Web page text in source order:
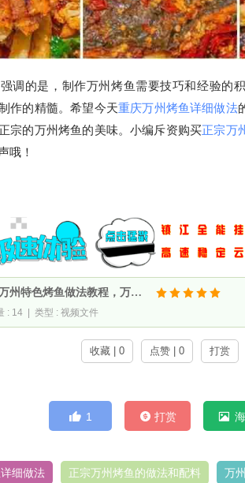
调的是，制作万州烤鱼需要技巧和经验的
作的精髓。希望今天重庆万州烤鱼详细做法
宗的万州烤鱼的美味。小编斥资购买正宗万
哦！
重庆万州特色烤鱼做法教程，万州烤鱼的特点及配方大全（附带详细秘方）
: 14 | 类型 : 视频文件
收藏 | 0 点赞 | 0 打赏
1 打赏
细做法 正宗万州烤鱼的做法和配料
万